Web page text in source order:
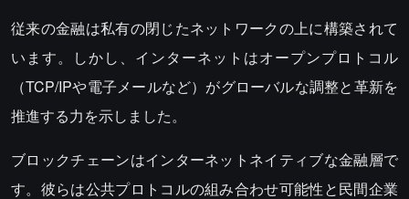
従来の金融は私有の閉じたネットワークの上に構築されて
います。しかし、インターネットはオープンプロトコル
（TCP/IPや電子メールなど）がグローバルな調整と革新を
推進する力を示しました。
ブロックチェーンはインターネットネイティブな金融層で
す。彼らは公共プロトコルの組み合わせ可能性と民間企業